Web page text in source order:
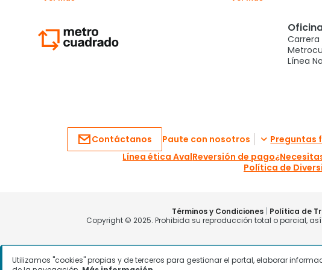
Utilizamos "cookies" propias y de terceros para gestionar el portal, elaborar